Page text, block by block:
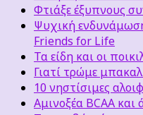
Φτιάξε έξυπνους
Ψυχική
Friends for Life
Τα είδη και οι
Γιατί τρώμε
10 νηστίσιμες
Αμινοξέα BCAA και